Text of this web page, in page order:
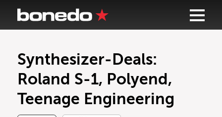
Synthesizer-Deals:
Roland S-1, Polyend,
Teenage Engineering